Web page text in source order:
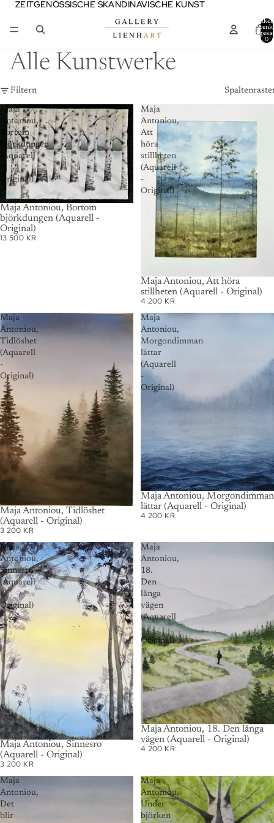
ZEITGENÖSSISCHE SKANDINAVISCHE KUNST
ZEITGENÖSSISCHE SKANDINAVISCHE KUNST
Artikel
0
Alle Kunstwerke
Filtern
Maja
Antoniou,
Bortom
björkdungen
(Aquarell
Original)
AUSVERKAUFT
Maja Antoniou, Bortom
björkdungen (Aquarell -
Original)
13 500 KR
Maja
Antoniou,
Att
höra
stillheten
(Aquarell
-
Original)
AUSVERKAUFT
Maja Antoniou, Att höra
stillheten (Aquarell - Original)
4 200 KR
Maja
Antoniou,
Tidlöshet
(Aquarell
-
Original)
AUSVERKAUFT
Maja Antoniou, Tidlöshet
(Aquarell - Original)
3 200 KR
Maja
Antoniou,
Morgondimman
lättar
(Aquarell
-
Original)
AUSVERKAUFT
Maja Antoniou, Morgondimman
lättar (Aquarell - Original)
4 200 KR
Maja
Antoniou,
Sinnesro
(Aquarell
-
Original)
AUSVERKAUFT
Maja Antoniou, Sinnesro
(Aquarell - Original)
3 200 KR
Maja
Antoniou,
18.
Den
långa
vägen
(Aquarell
-
Original)
AUSVERKAUFT
Maja Antoniou, 18. Den långa
vägen (Aquarell - Original)
4 200 KR
Maja
Antoniou,
Det
blir
Maja
Antoniou,
Under
björken